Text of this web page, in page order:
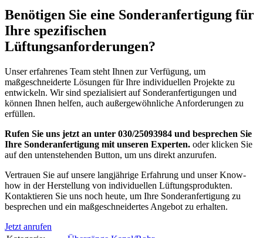
Benötigen Sie eine Sonderanfertigung für
Ihre spezifischen
Lüftungsanforderungen?
Unser erfahrenes Team steht Ihnen zur Verfügung, um
maßgeschneiderte Lösungen für Ihre individuellen Projekte zu
entwickeln. Wir sind spezialisiert auf Sonderanfertigungen und
können Ihnen helfen, auch außergewöhnliche Anforderungen zu
erfüllen.
Rufen Sie uns jetzt an unter 030/25093984 und besprechen Sie
Ihre Sonderanfertigung mit unseren Experten. oder klicken Sie
auf den untenstehenden Button, um uns direkt anzurufen.
Vertrauen Sie auf unsere langjährige Erfahrung und unser Know-
how in der Herstellung von individuellen Lüftungsprodukten.
Kontaktieren Sie uns noch heute, um Ihre Sonderanfertigung zu
besprechen und ein maßgeschneidertes Angebot zu erhalten.
Jetzt anrufen